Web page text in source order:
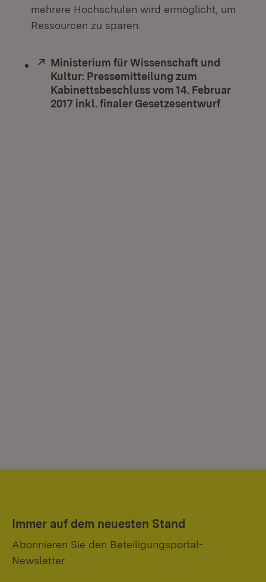
mehrere Hochschulen wird ermöglicht, um
Ressourcen zu sparen.
Extern:
Ministerium für Wissenschaft und
Kultur: Pressemitteilung zum
Kabinettsbeschluss vom 14. Februar
2017 inkl. finaler Gesetzesentwurf
Immer auf dem neuesten Stand
Abonnieren Sie den Beteiligungsportal-
Newsletter.